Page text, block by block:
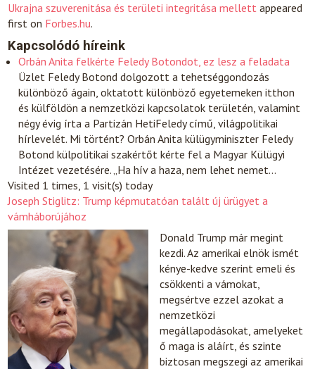
Ukrajna szuverenitása és területi integritása mellett appeared
first on Forbes.hu.
Kapcsolódó híreink
Orbán Anita felkérte Feledy Botondot, ez lesz a feladata
Üzlet Feledy Botond dolgozott a tehetséggondozás
különböző ágain, oktatott különböző egyetemeken itthon
és külföldön a nemzetközi kapcsolatok területén, valamint
négy évig írta a Partizán HetiFeledy című, világpolitikai
hírlevelét. Mi történt? Orbán Anita külügyminiszter Feledy
Botond külpolitikai szakértőt kérte fel a Magyar Külügyi
Intézet vezetésére. „Ha hív a haza, nem lehet nemet…
Visited 1 times, 1 visit(s) today
Joseph Stiglitz: Trump képmutatóan talált új ürügyet a
vámháborújához
Donald Trump már megint
kezdi. Az amerikai elnök ismét
kénye-kedve szerint emeli és
csökkenti a vámokat,
megsértve ezzel azokat a
nemzetközi
megállapodásokat, amelyeket
ő maga is aláírt, és szinte
biztosan megszegi az amerikai